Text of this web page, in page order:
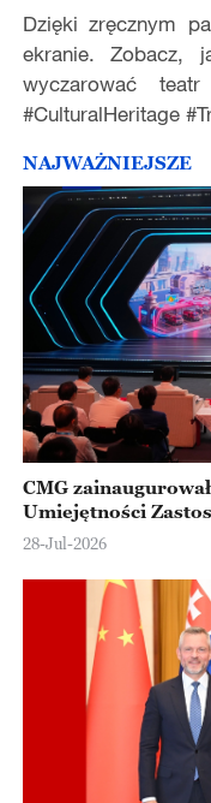
Video
Dzięki zręcznym
ekranie. Zobacz,
wyczarować
#CulturalHeritage
NAJWAŻNIEJSZE
CMG
Umiejętności
28-Jul-2026